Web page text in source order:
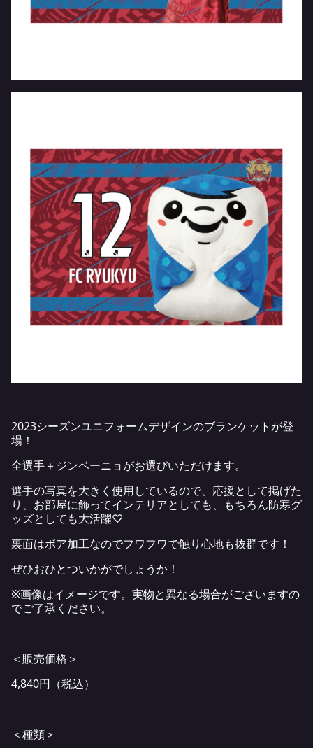
2023シーズンユニフォームデザインのブランケットが登
場！
全選手＋ジンベーニョがお選びいただけます。
選手の写真を大きく使用しているので、応援として掲げた
り、お部屋に飾ってインテリアとしても、もちろん防寒グ
ッズとしても大活躍♡
裏面はボア加工なのでフワフワで触り心地も抜群です！
ぜひおひとついかがでしょうか！
※画像はイメージです。実物と異なる場合がございますの
でご了承ください。
＜販売価格＞
4,840円（税込）
＜種類＞